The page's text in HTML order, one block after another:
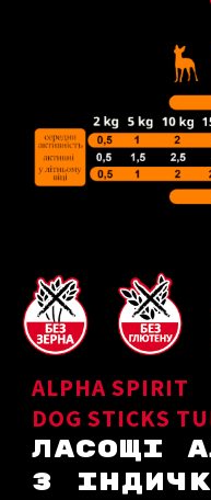
ALPHA SPIRIT
DOG STICKS
ЛАСОЩІ
З